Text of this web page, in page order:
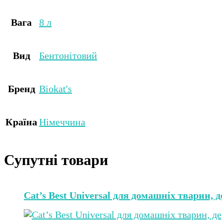
Вага 8 л
Вид Бентонітовий
Бренд Biokat's
Країна Німеччина
Супутні товари
Cat’s Best Universal для домашніх тварин,